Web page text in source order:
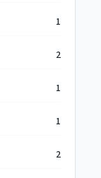
1
2
1
1
2